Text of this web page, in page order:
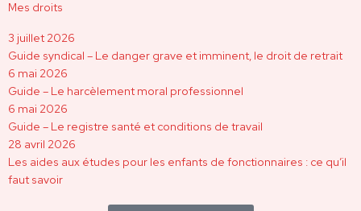
Mes droits
3 juillet 2026
Guide syndical – Le danger grave et imminent, le droit de retrait
6 mai 2026
Guide – Le harcèlement moral professionnel
6 mai 2026
Guide – Le registre santé et conditions de travail
28 avril 2026
Les aides aux études pour les enfants de fonctionnaires : ce qu’il
faut savoir